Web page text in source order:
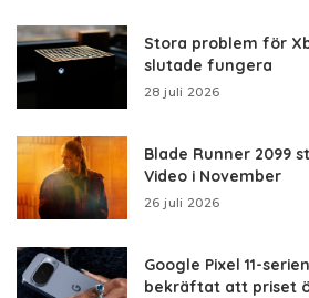
Stora problem för
slutade fungera
28 juli 2026
Blade Runner 2099
Video i November
26 juli 2026
Google Pixel 11-
bekräftat att priset